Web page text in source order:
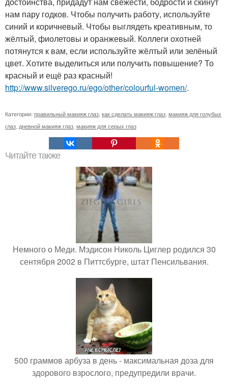
нам пару годков. Чтобы получить работу, используйте
синий и коричневый. Чтобы выглядеть креативным, то
жёлтый, фиолетовы и оранжевый. Коллеги охотней
потянутся к вам, если используйте жёлтый или зелёный
цвет. Хотите выделиться или получить повышение? То
красный и ещё раз красный!
http://www.silverego.ru/ego/other/colourful-women/.
Категории: правильный макияж глаз как сделать макияж глаз макияж для голубых
глаз дневной макияж глаз макияж для серых глаз
Читайте также
Немного о Меди. Мэдисон Николь Циглер родился 30
сентября 2002 в Питтсбурге, штат Пенсильвания.
500 граммов арбуза в день - максимальная доза для
здорового взрослого, предупредили врачи.